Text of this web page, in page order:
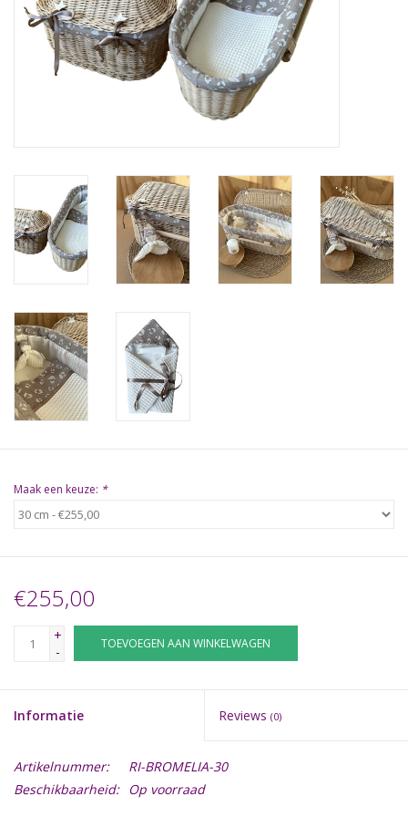
Natuurbegraven
Vanaf 1 jaar
Over ons
Deutsch
Scandinavië
Maak een keuze: *
€255,00
+
-
TOEVOEGEN AAN WINKELWAGEN
Informatie Reviews (0)
Artikelnummer:
RI-BROMELIA-30
Beschikbaarheid: Op voorraad